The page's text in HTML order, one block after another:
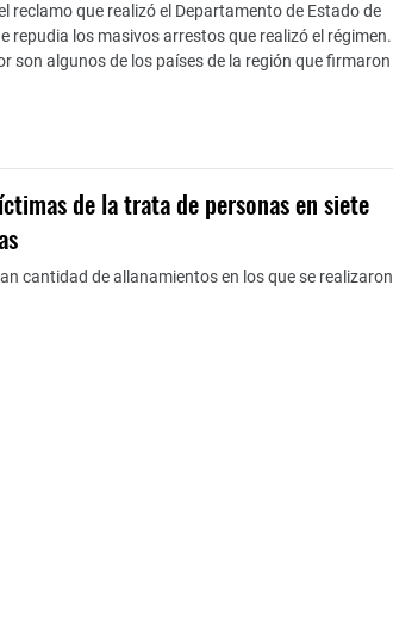
reclamo que realizó el Departamento de Estado de
repudia los masivos arrestos que realizó el régimen.
son algunos de los países de la región que firmaron
de la trata de personas en siete
cantidad de allanamientos en los que se realizaron